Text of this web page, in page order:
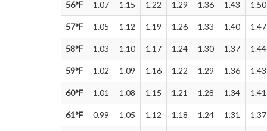
56°F 1.07 1.15 1.22 1.29 1.36 1.43 1.50
57°F 1.05 1.12 1.19 1.26 1.33 1.40 1.47
58°F 1.03 1.10 1.17 1.24 1.30 1.37 1.44
59°F 1.02 1.09 1.16 1.22 1.29 1.36 1.43
60°F 1.01 1.08 1.15 1.21 1.28 1.34 1.41
61°F 0.99 1.05 1.12 1.18 1.24 1.31 1.37